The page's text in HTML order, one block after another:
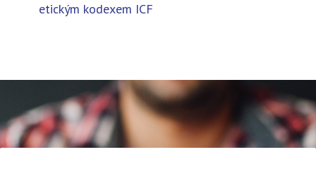
etickým kodexem ICF